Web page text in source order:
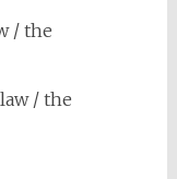
/ the
/ the